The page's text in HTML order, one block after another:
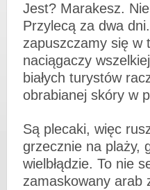
Jest? Marakesz.
Przylecą za dwa
zapuszczamy się w
naciągaczy
białych turystów
obrabianej skóry w
Są plecaki, więc
grzecznie na plaży,
wielbłądzie. To nie
zamaskowany arab